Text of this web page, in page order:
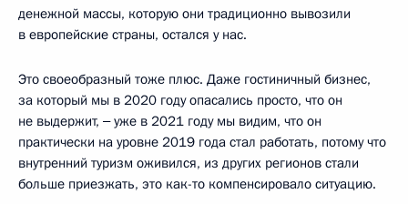
денежной массы, которую они традиционно вывозили
в европейские страны, остался у нас.
Это своеобразный тоже плюс. Даже гостиничный бизнес,
за который мы в 2020 году опасались просто, что он
не выдержит, ‒ уже в 2021 году мы видим, что он
практически на уровне 2019 года стал работать, потому что
внутренний туризм оживился, из других регионов стали
больше приезжать, это как-то компенсировало ситуацию.